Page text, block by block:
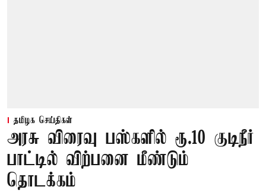
தமிழக செய்திகள்
அரசு விரைவு பஸ்களில் ரூ.10 குடிநீர்
பாட்டில் விற்பனை மீண்டும்
தொடக்கம்